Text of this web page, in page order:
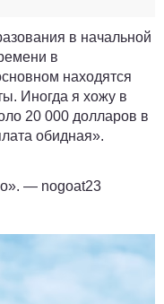
в начальной
в
находятся
Иногда я хожу в
20 000 долларов в
обидная».
— nogoat23